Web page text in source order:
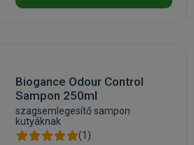
Biogance Odour Control
Sampon 250ml
szagsemlegesítő sampon
kutyáknak
(1)